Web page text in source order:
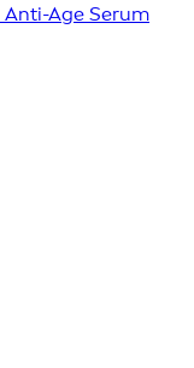
Anti-Age Serum